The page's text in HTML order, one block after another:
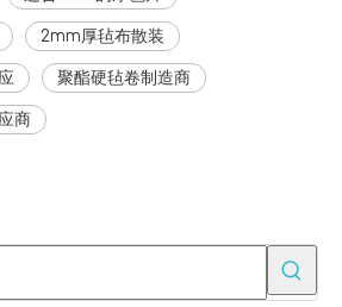
2mm厚毡布散装
聚酯硬毡卷制造商
商